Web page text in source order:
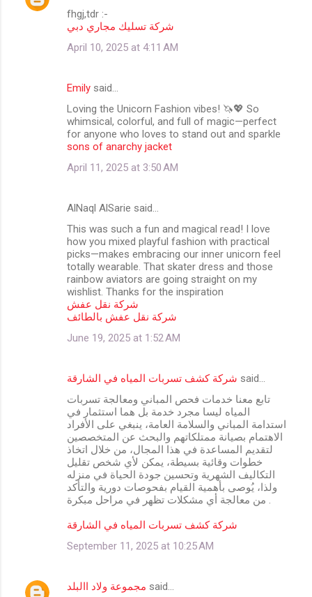
fhgj,tdr :-
شركة تسليك مجاري دبي
April 10, 2025 at 4:11 AM
Emily said…
Loving the Unicorn Fashion vibes! 🦄💖 So
whimsical, colorful, and full of magic—perfect
for anyone who loves to stand out and sparkle
sons of anarchy jacket
April 11, 2025 at 3:50 AM
AlNaql AlSarie said…
This was such a fun and magical read! I love
how you mixed playful fashion with practical
picks—makes embracing our inner unicorn feel
totally wearable. That skater dress and those
rainbow aviators are going straight on my
wishlist. Thanks for the inspiration
شركة نقل عفش
شركة نقل عفش بالطائف
June 19, 2025 at 1:52 AM
شركة كشف تسربات المياه في الشارقة said…
تابع معنا خدمات فحص المباني ومعالجة تسربات
المياه ليسا مجرد خدمة بل هما استثمار في
استدامة المباني والسلامة العامة، ينبغي على الأفراد
الاهتمام بصيانة ممتلكاتهم والبحث عن المتخصصين
لتقديم المساعدة في هذا المجال، من خلال اتخاذ
خطوات وقائية بسيطة، يمكن لأي شخص تقليل
التكاليف الشهرية وتحسين جودة الحياة في منزله
ولذا، يُوصى بأهمية القيام بفحوصات دورية والتأكد
شركة كشف تسربات المياه في الشارقة
September 11, 2025 at 10:25 AM
مجموعة ولاد االبلد said…